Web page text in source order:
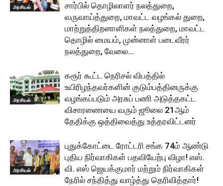
அரசியல்
சார்பில் தொழிலாளர் நலத்துறை,
வருவாய்த்துறை, மாவட்ட வழங்கல் துறை,
மாற்றுத்திறனாளிகள் நலத்துறை, மாவட்ட
தொழில் மையம், முன்னாள் படைவீரர்
நலத்துறை, வேலை...
அரசியல்
கரூர் கூட்ட நெரிசல் விபத்தில்
உயிரிழந்தவர்களின் குடும்பத்தினருக்கு
வழங்கப்படும் அரசுப் பணி அடுத்தகட்ட
விசாரணையை வரும் ஜூலை 21ஆம்
தேதிக்கு ஒத்திவைத்து உத்தரவிட்டனர்
அரசியல்
புதுக்கோட்டை ரோட்டரி சங்க 74ம் ஆண்டு
புதிய நிர்வாகிகள் பதவியேற்பு விழா! எஸ்.
வி. எஸ் ஜெயக்குமார் மற்றும் நிர்வாகிகள்
நேரில் சந்தித்து வாழ்த்து தெரிவித்தார்!